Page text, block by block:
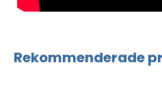
Rekommenderade